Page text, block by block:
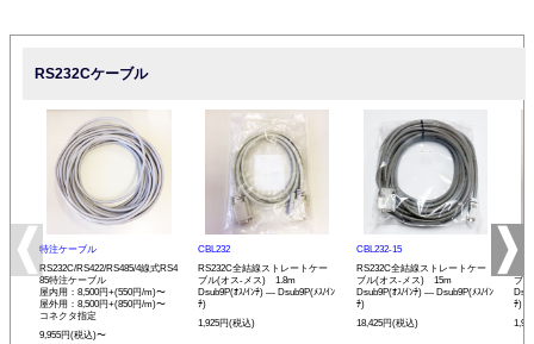
RS232Cケーブル
特注ケーブル
RS232C/RS422/RS485/4線式RS4
85特注ケーブル
屋内用：8,500円+(550円/m)〜
屋外用：8,500円+(850円/m)〜
コネクタ指定
9,955円(税込)〜
CBL232
RS232C全結線ストレートケー
ブル(オス-メス) 1.8m
Dsub9P(ｵｽ/ｲﾝﾁ) ― Dsub9P(ﾒｽ/ｲﾝ
ﾁ)
1,925円(税込)
CBL232-15
RS232C全結線ストレートケー
ブル(オス-メス) 15m
Dsub9P(ｵｽ/ｲﾝﾁ) ― Dsub9P(ﾒｽ/ｲﾝ
ﾁ)
18,425円(税込)
ブ
ﾁ)